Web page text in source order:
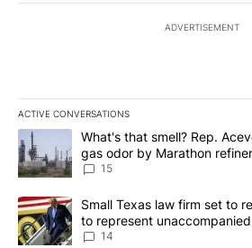
ADVERTISEMENT
ACTIVE CONVERSATIONS
The following is a list of the most
A trending article titled "What's that
What's that smell? Rep.
gas odor by Marathon
15
A trending article titled "Small Texas
Small Texas law firm set to
to represent
14